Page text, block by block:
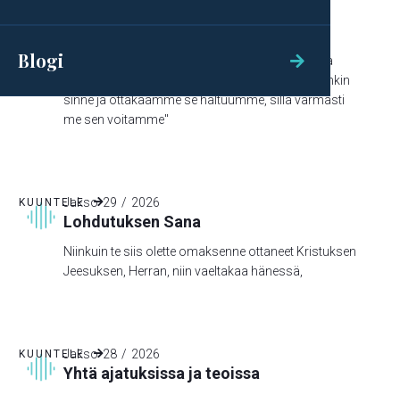
Blogi 
Ja Kaaleb koetti tyynnyttää kansaa napisemasta
Moosesta vastaan ja sanoi: "Menkäämme sittenkin
sinne ja ottakaamme se haltuumme, sillä varmasti
me sen voitamme"
Jakso 29 / 2026
Lohdutuksen Sana
Niinkuin te siis olette omaksenne ottaneet Kristuksen
Jeesuksen, Herran, niin vaeltakaa hänessä,
KUUNTELE 
Jakso 28 / 2026
Yhtä ajatuksissa ja teoissa
KUUNTELE 